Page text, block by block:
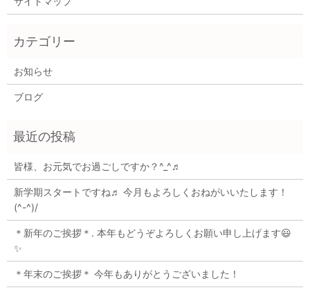
お知らせ
ブログ
皆様、お元気でお過ごしですか？^_^♬
新学期スタートですね♬ 今月もよろしくおねがいいたします！
(^-^)/
＊新年のご挨拶＊. 本年もどうぞよろしくお願い申し上げます😃
✨
＊年末のご挨拶＊ 今年もありがとうございました！